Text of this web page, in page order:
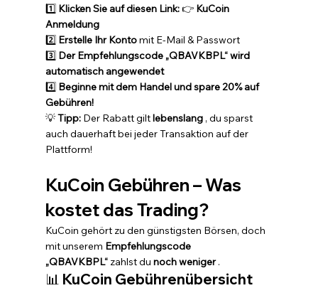
1️⃣ Klicken Sie auf diesen Link: 👉 KuCoin
Anmeldung
2️⃣ Erstelle Ihr Konto mit E-Mail & Passwort
3️⃣ Der Empfehlungscode „QBAVKBPL“ wird
automatisch angewendet
4️⃣ Beginne mit dem Handel und spare 20% auf
Gebühren!
💡 Tipp: Der Rabatt gilt lebenslang , du sparst
auch dauerhaft bei jeder Transaktion auf der
Plattform!
KuCoin Gebühren – Was
kostet das Trading?
KuCoin gehört zu den günstigsten Börsen, doch
mit unserem Empfehlungscode
„QBAVKBPL“ zahlst du noch weniger .
📊 KuCoin Gebührenübersicht